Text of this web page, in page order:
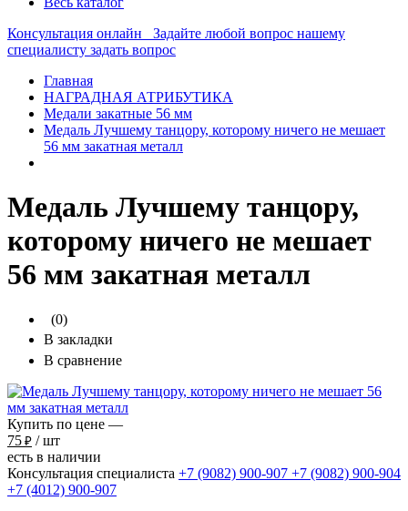
Консультация онлайн
Задайте любой вопрос нашему
специалисту задать вопрос
Главная
НАГРАДНАЯ АТРИБУТИКА
Медали закатные 56 мм
Медаль Лучшему танцору, которому ничего не мешает
56 мм закатная металл
Медаль Лучшему танцору,
которому ничего не мешает
56 мм закатная металл
(0)
В закладки
В сравнение
Купить по цене —
75 ₽ / шт
есть в наличии
Консультация специалиста +7 (9082) 900-907 +7 (9082) 900-904
+7 (4012) 900-907